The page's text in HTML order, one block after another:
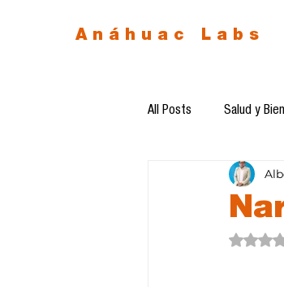
Anáhuac Labs
All Posts Salud y
Egresados
Diseño de futuro